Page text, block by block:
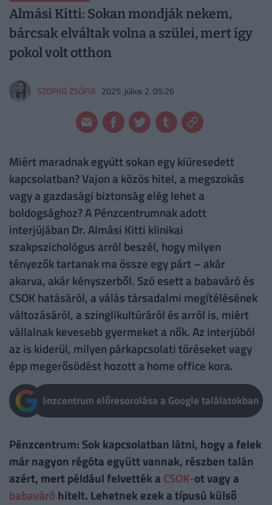
Almási Kitti: Sokan mondják nekem,
bárcsak elváltak volna a szülei, mert így
pokol volt otthon
SZOPKÓ ZSÓFIA 2025. július 2. 05:26
Miért maradnak együtt sokan egy kiüresedett
kapcsolatban? Vajon a közös hitel, a megszokás
vagy a gazdasági biztonság elég lehet a
boldogsághoz? A Pénzcentrumnak adott
interjújában Dr. Almási Kitti klinikai
szakpszichológus arról beszél, hogy milyen
tényezők tartanak ma össze egy párt – akár
akarva, akár kényszerből. Szó esett a babaváró és
CSOK hatásáról, a válás társadalmi megítélésének
változásáról, a szinglikultúráról és arról is, miért
vállalnak kevesebb gyermeket a nők. Az interjúból
az is kiderül, milyen párkapcsolati töréseket vagy
épp megerősödést hozott a home office kora.
Pénzcentrum előresorolása a Google találatokban
Pénzcentrum: Sok kapcsolatban látni, hogy a felek
már nagyon régóta együtt vannak, részben talán
azért, mert például felvették a CSOK-ot vagy a
babaváró hitelt. Lehetnek ezek a típusú külső